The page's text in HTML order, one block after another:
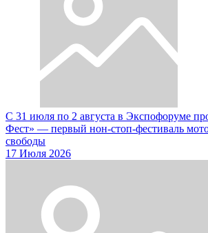
С 31 июля по 2 августа в Экспофоруме
Фест» — первый нон-стоп-фестиваль
свободы
17 Июля 2026